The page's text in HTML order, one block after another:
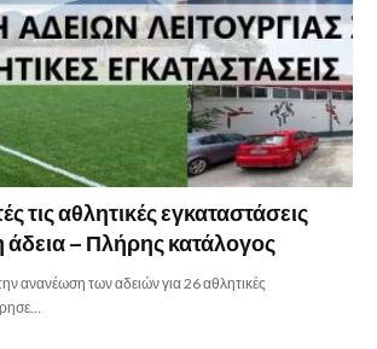
τις αθλητικές εγκαταστάσεις
– Πλήρης κατάλογος
ανανέωση των αδειών για 26 αθλητικές